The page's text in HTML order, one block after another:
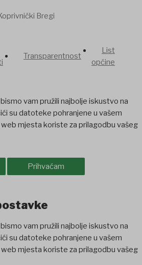
Bregi
Transparentnost
List
općine
vam pružili najbolje iskustvo na
su datoteke pohranjene u vašem
mjesta koriste za prilagodbu vašeg
Prihvaćam
vam pružili najbolje iskustvo na
su datoteke pohranjene u vašem
mjesta koriste za prilagodbu vašeg